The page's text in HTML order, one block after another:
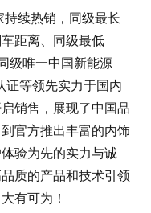
续热销，同级最长
距离、同级最低
级唯一中国新能源
证等领先实力于国内
销售，展现了中国品
官方推出丰富的内饰
验为先的实力与诚
质的产品和技术引领
有可为！